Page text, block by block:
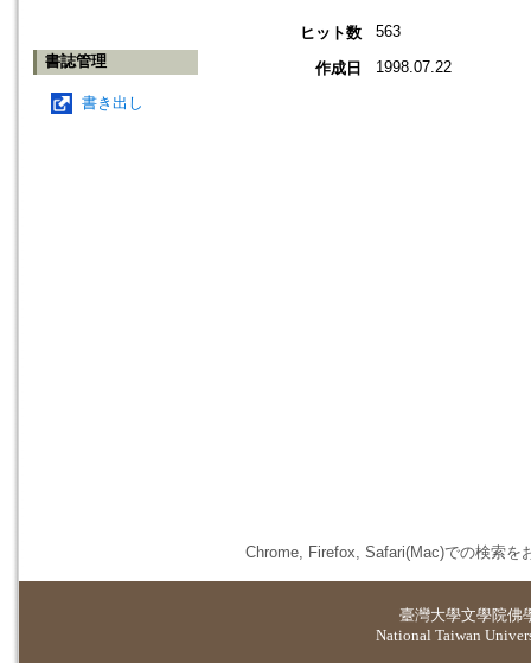
書誌管理
書き出し
ヒット数 563
作成日 1998.07.22
Chrome, Firefox, Safari(Mac)での検索を
臺灣大學文學院佛
National Taiwan